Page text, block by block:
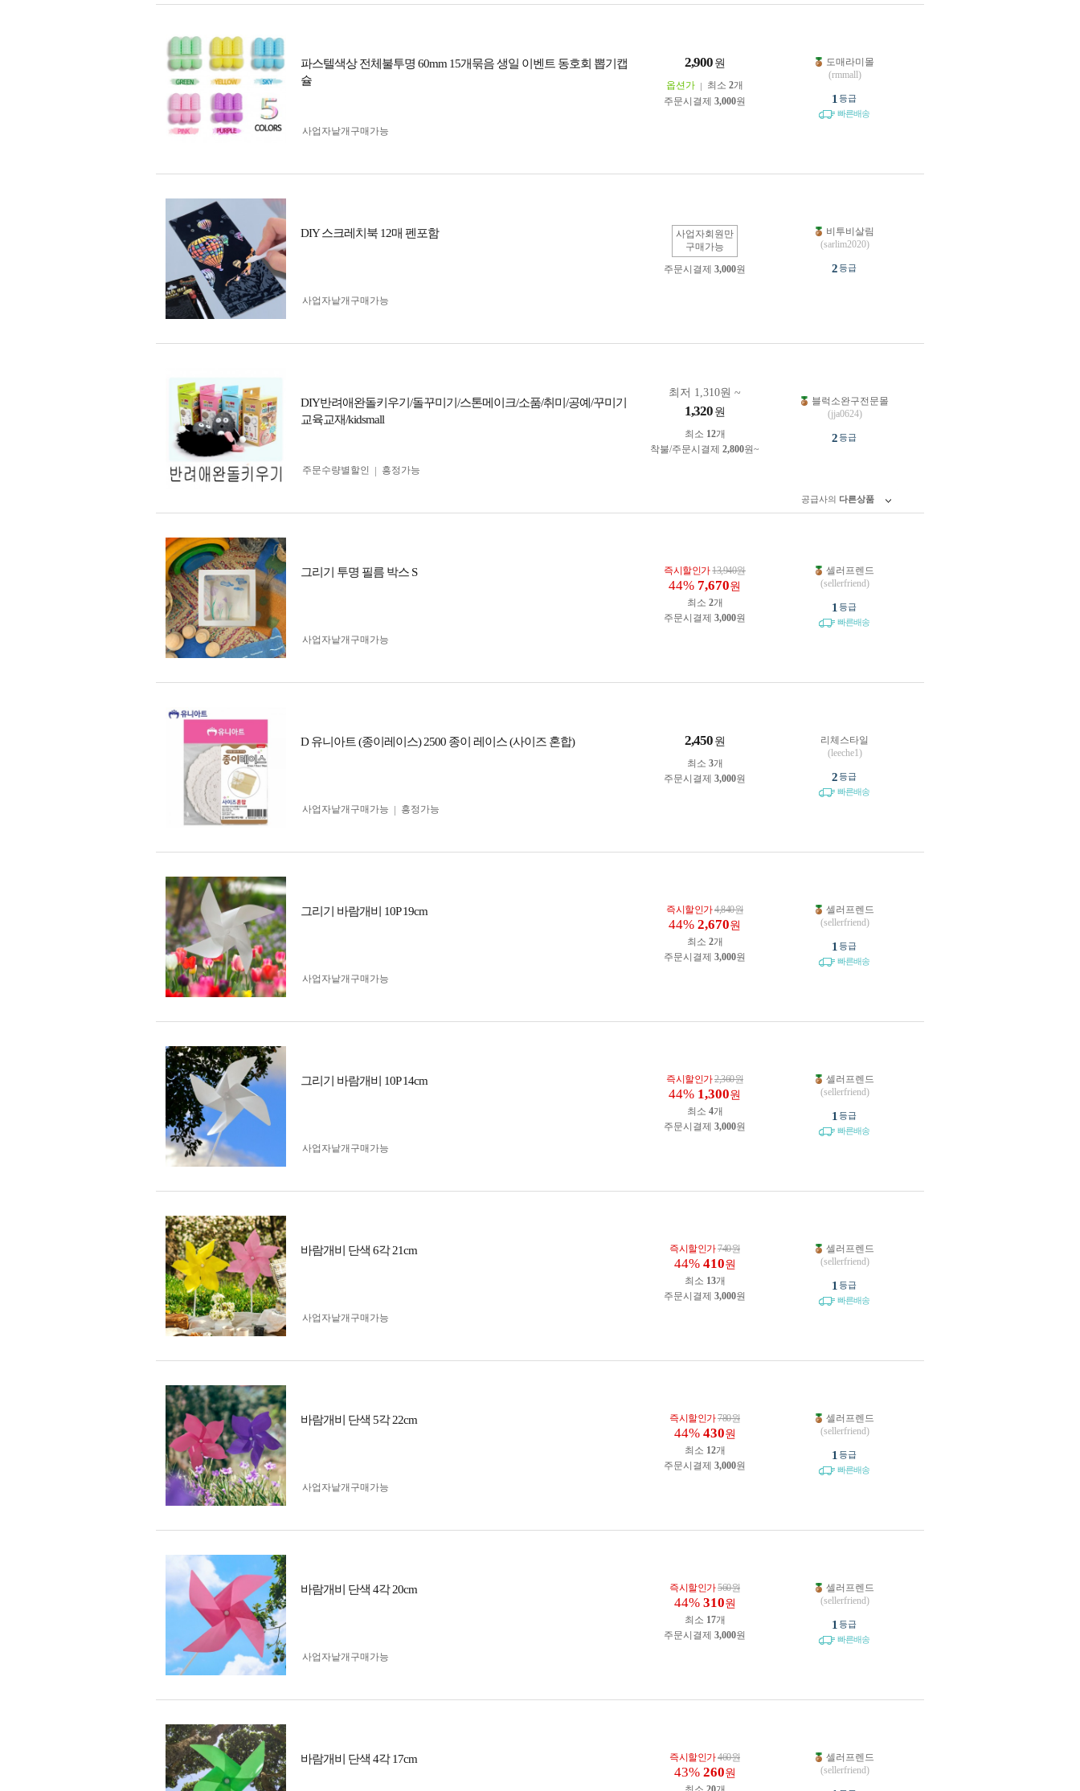
파스텔색상 전체불투명 60mm 15개묶음 생일 이벤트 동호회 뽑기캡
슐
2,900 원
옵션가 최소 2개
주문시결제 3,000원
사업자 낱개구매가능
도매라미몰
(rmmall)
1 등급
빠른배송
DIY 스크레치북 12매 펜포함
사업자회원만
구매가능
주문시결제 3,000원
사업자 낱개구매가능
비투비살림
(sarlim2020)
2등급
DIY반려애완돌키우기/돌꾸미기/스톤메이크/소품/취미/공예/꾸미기
교육교재/kidsmall
최저 1,310원 ~
1,320 원
최소 12개
착불/주문시결제 2,800원~
주문수량별할인
흥정가능
블럭소완구전문몰
(jja0624)
2등급
공급사의 다른상품
그리기 투명 필름 박스 S 즉시할인가13,940원
44% 7,670원
최소 2개
주문시결제 3,000원
사업자 낱개구매가능
셀러프렌드
(sellerfriend)
1 등급
빠른배송
D 유니아트 (종이레이스) 2500 종이 레이스 (사이즈 혼합) 2,450 원
최소 3개
주문시결제 3,000원
사업자 낱개구매가능 흥정가능
리체스타일
(leeche1)
2등급
빠른배송
그리기 바람개비 10P 19cm 즉시할인가4,840원
44% 2,670원
최소 2개
주문시결제 3,000원
사업자 낱개구매가능
셀러프렌드
(sellerfriend)
1 등급
빠른배송
그리기 바람개비 10P 14cm 즉시할인가2,360원
44% 1,300원
최소 4개
주문시결제 3,000원
사업자 낱개구매가능
셀러프렌드
(sellerfriend)
1 등급
빠른배송
바람개비 단색 6각 21cm 즉시할인가740원
44% 410원
최소 13개
주문시결제 3,000원
사업자 낱개구매가능
셀러프렌드
(sellerfriend)
1 등급
빠른배송
바람개비 단색 5각 22cm 즉시할인가780원
44% 430원
최소 12개
주문시결제 3,000원
사업자 낱개구매가능
셀러프렌드
(sellerfriend)
1 등급
빠른배송
바람개비 단색 4각 20cm 즉시할인가560원
44% 310원
최소 17개
주문시결제 3,000원
사업자 낱개구매가능
셀러프렌드
(sellerfriend)
1 등급
빠른배송
바람개비 단색 4각 17cm 즉시할인가460원
43% 260원
셀러프렌드
(sellerfriend)